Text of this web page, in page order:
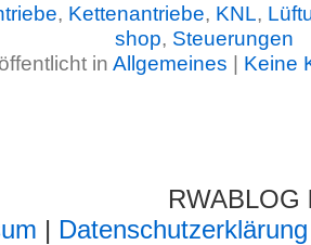
, Kettenantriebe, KNL,
shop, Steuerungen
in Allgemeines | Keine
| Datenschutzerklärung